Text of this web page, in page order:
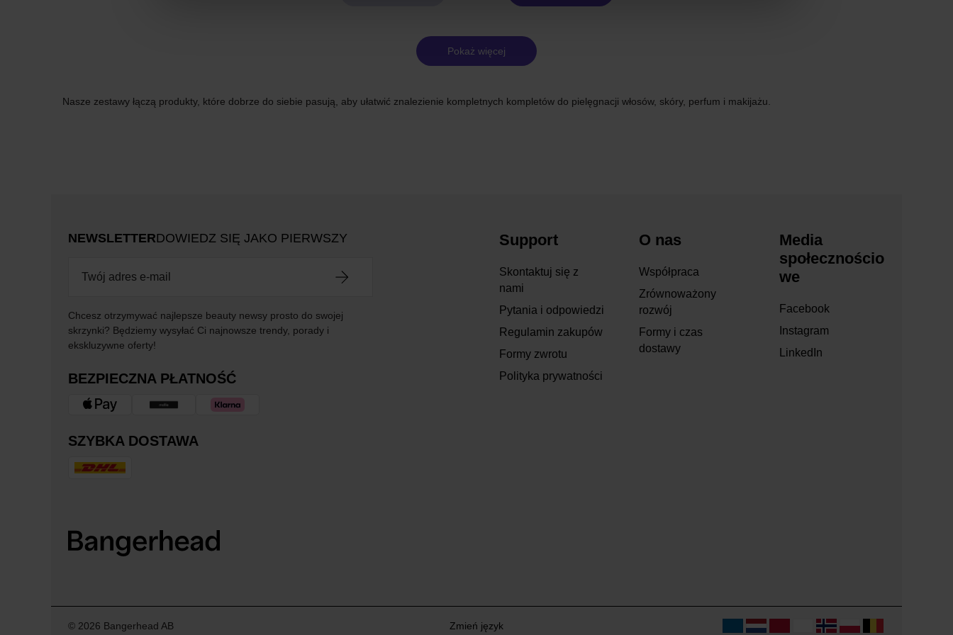
Pokaż więcej
Nasze zestawy łączą produkty, które dobrze do siebie pasują, aby ułatwić znalezienie kompletnych kompletów do pielęgnacji włosów, skóry, perfum i makijażu.
NEWSLETTERDOWIEDZ SIĘ JAKO PIERWSZY
Chcesz otrzymywać najlepsze beauty newsy prosto do swojej
skrzynki? Będziemy wysyłać Ci najnowsze trendy, porady i
ekskluzywne oferty!
BEZPIECZNA PŁATNOŚĆ
SZYBKA DOSTAWA
Support
Skontaktuj się z
nami
Pytania i odpowiedzi
Regulamin zakupów
Formy zwrotu
Polityka prywatności
O nas
Współpraca
Zrównoważony
rozwój
Formy i czas
dostawy
Media
społecznościo
we
Facebook
Instagram
LinkedIn
© 2026 Bangerhead AB Zmień język